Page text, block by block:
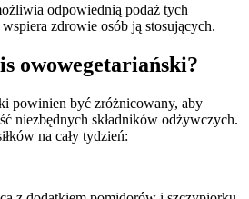
odpowiednią podaż tych
zdrowie osób ją stosujących.
owowegetariański?
powinien być zróżnicowany, aby
niezbędnych składników odżywczych.
na cały tydzień: